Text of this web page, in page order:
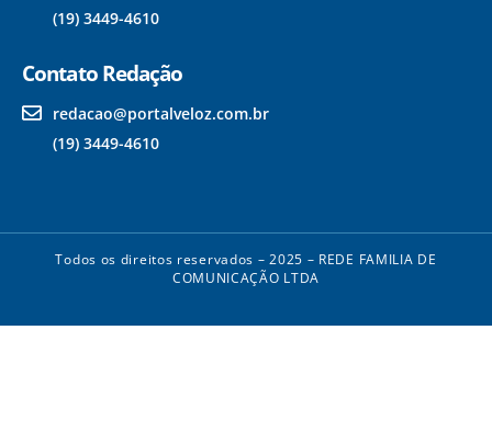
(19) 3449-4610
Contato Redação
redacao@portalveloz.com.br
(19) 3449-4610
Todos os direitos reservados – 2025 – REDE FAMILIA DE
COMUNICAÇÃO LTDA